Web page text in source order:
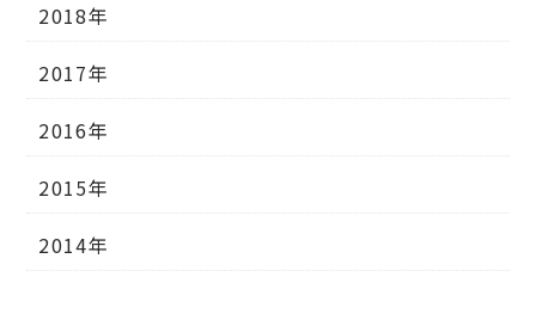
2018年
2017年
2016年
2015年
2014年